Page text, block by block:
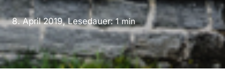
8. April 2019, Lesedauer:1min